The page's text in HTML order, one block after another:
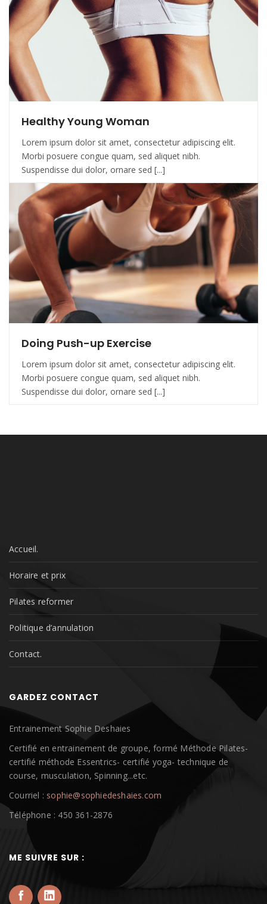
Healthy Young Woman
Lorem ipsum dolor sit amet, consectetur adipiscing elit.
Morbi posuere congue quam, sed aliquet nibh.
Suspendisse dui dolor, ornare sed [...]
Doing Push-up Exercise
Lorem ipsum dolor sit amet, consectetur adipiscing elit.
Morbi posuere congue quam, sed aliquet nibh.
Suspendisse dui dolor, ornare sed [...]
Accueil.
Horaire et prix
Pilates reformer
Politique d’annulation
Contact.
GARDEZ CONTACT
Entrainement Sophie Deshaies
Certifié en entrainement de groupe, formé Méthode Pilates-
certifié méthode Essentrics- certifié yoga- technique de
course, musculation, Spinning...etc.
Courriel : sophie@sophiedeshaies.com
Téléphone : 450 361-2876
ME SUIVRE SUR :